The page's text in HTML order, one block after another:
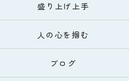
盛り上げ上手
人の心を掴む
ブログ